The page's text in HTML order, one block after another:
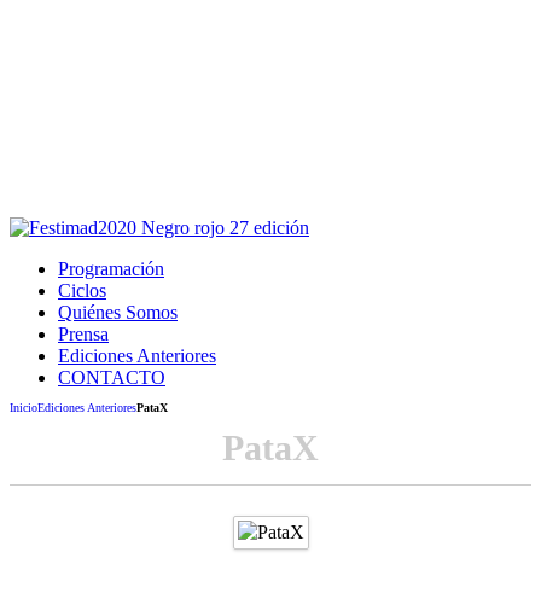
Programación
Ciclos
Quiénes Somos
Prensa
Ediciones Anteriores
CONTACTO
InicioEdiciones AnterioresPataX
PataX